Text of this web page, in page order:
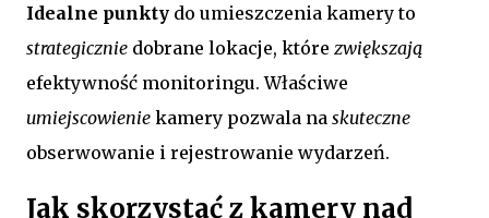
Idealne punkty do umieszczenia kamery to
strategicznie dobrane lokacje, które zwiększają
efektywność monitoringu. Właściwe
umiejscowienie kamery pozwala na skuteczne
obserwowanie i rejestrowanie wydarzeń.
Jak skorzystać z kamery nad